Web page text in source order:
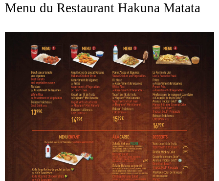
Menu du Restaurant Hakuna Matata